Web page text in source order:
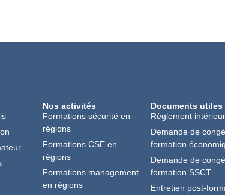
Nos activités
Formations sécurité en
régions
Formations CSE en
régions
Formations management
en régions
Documents utiles
Règlement intérieur
Demande de congé
formation
Demande de congé
formation SSCT
Entretien post-